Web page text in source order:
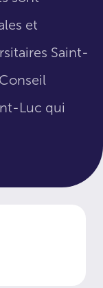
et
Saint-
Luc qui